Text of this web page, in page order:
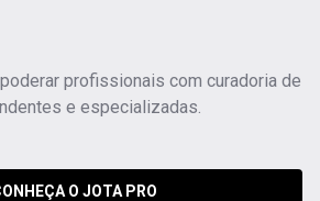
profissionais com curadoria de
e especializadas.
O JOTA PRO